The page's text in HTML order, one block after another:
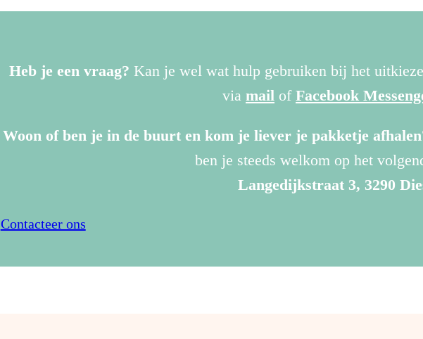
Heb je een vraag? Kan je wel wat hulp gebruiken bij het
via mail of Facebook
Woon of ben je in de buurt en kom je liever je pakketje
ben je steeds welkom op het
Langedijkstraat 3, 3290
Contacteer ons